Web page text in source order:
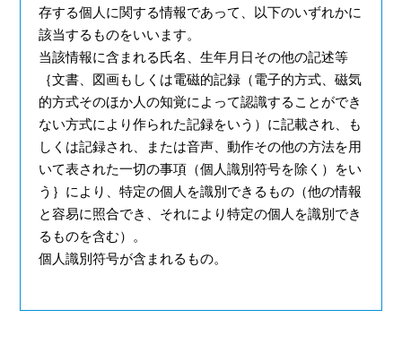
存する個人に関する情報であって、以下のいずれかに
該当するものをいいます。
当該情報に含まれる氏名、生年月日その他の記述等
｛文書、図画もしくは電磁的記録（電子的方式、磁気
的方式そのほか人の知覚によって認識することができ
ない方式により作られた記録をいう）に記載され、も
しくは記録され、または音声、動作その他の方法を用
いて表された一切の事項（個人識別符号を除く）をい
う｝により、特定の個人を識別できるもの（他の情報
と容易に照合でき、それにより特定の個人を識別でき
るものを含む）。
個人識別符号が含まれるもの。